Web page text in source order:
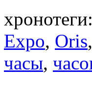
хронотеги:
Expo, Oris,
часы,